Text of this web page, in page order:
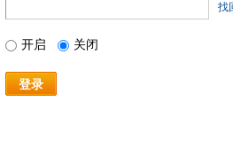
找
开启 关闭
登录